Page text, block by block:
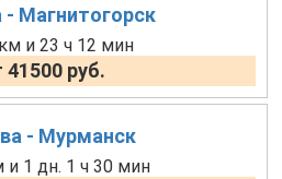
Магнитогорск
и 23 ч 12 мин
41500 руб.
- Мурманск
и 1 дн. 1 ч 30 мин